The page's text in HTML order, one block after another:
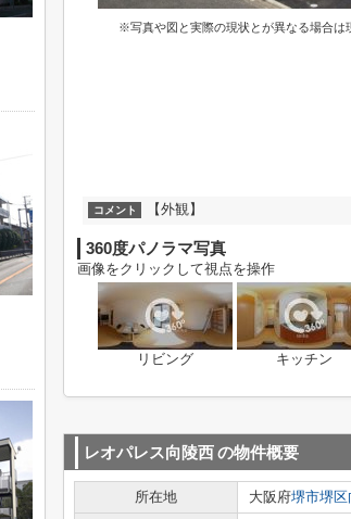
※写真や図と実際の現状とが異なる場合は
コメント 【外観】
360度パノラマ写真
画像をクリックして視点を操作
リビング キッチン
レオパレス向陵西の物件概要
所在地 大阪府堺市堺区